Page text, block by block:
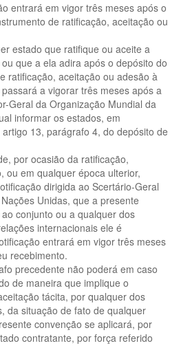
entrará em vigor três meses após o
de ratificação, aceitação ou
estado que ratifique ou aceite a
que a ela adira após o depósito do
ratificação, aceitação ou adesão à
a vigorar três meses após a
Geral da Organização Mundial da
informar os estados, em
13, parágrafo 4, do depósito de
por ocasião da ratificação,
ou em qualquer época ulterior,
dirigida ao Scertário-Geral
Unidas, que a presente
conjunto ou a qualquer dos
internacionais ele é
entrará em vigor três meses
recebimento.
precedente não poderá em caso
de maneira que implique o
tácita, por qualquer dos
da situação de fato de qualquer
convenção se aplicará, por
contratante, por força referido